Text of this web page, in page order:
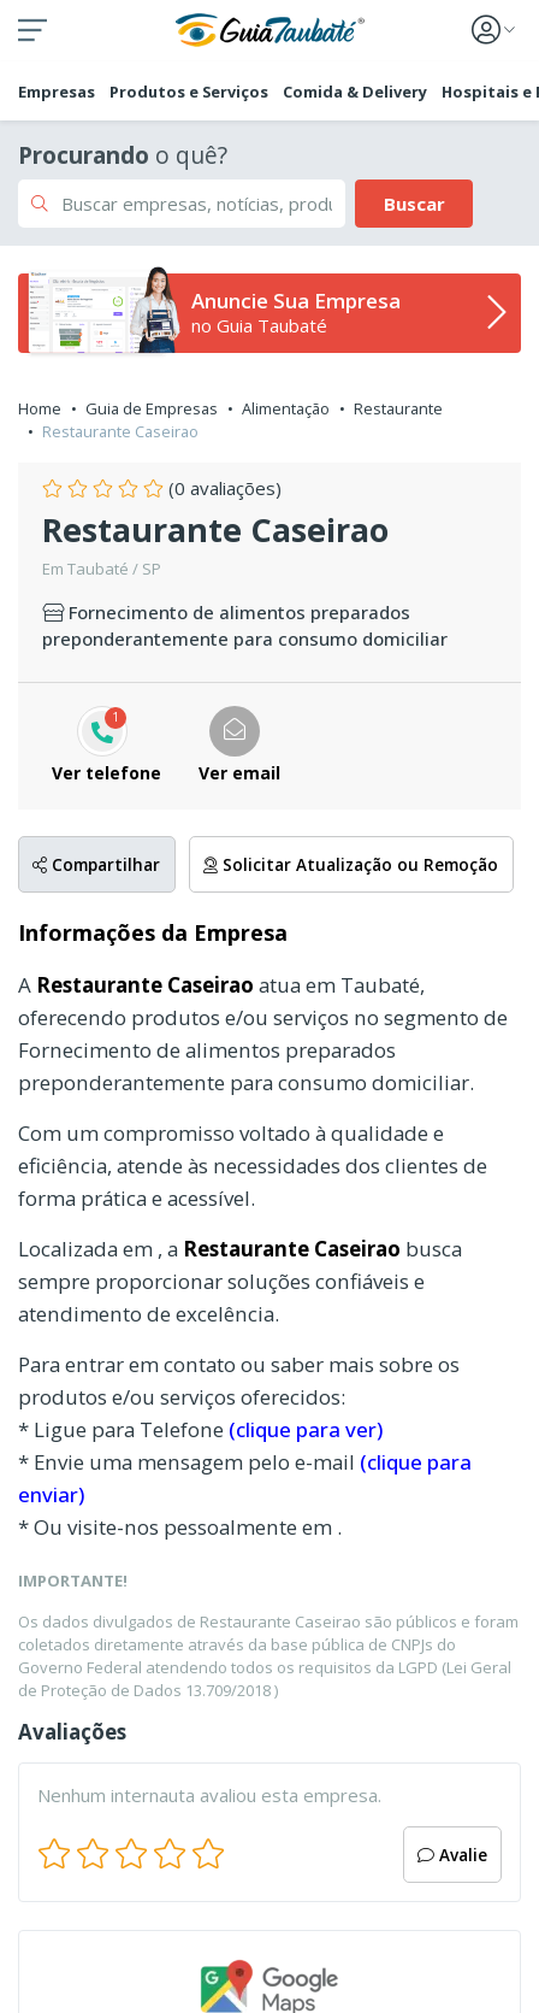
Empresas Produtos e Serviços Comida & Delivery Hospitais e
Procurando o quê?
Buscar
Anuncie Sua Empresa
no Guia Taubaté
Home Guia de Empresas Alimentação
Restaurante
Restaurante Caseirao
(0 avaliações)
Restaurante Caseirao
Em Taubaté / SP
Fornecimento de alimentos preparados
preponderantemente para consumo domiciliar
1
Ver telefone Ver email
Compartilhar Solicitar Atualização ou Remoção
Informações da Empresa
A Restaurante Caseirao atua em Taubaté,
oferecendo produtos e/ou serviços no segmento de
Fornecimento de alimentos preparados
preponderantemente para consumo domiciliar.
Com um compromisso voltado à qualidade e
eficiência, atende às necessidades dos clientes de
forma prática e acessível.
Localizada em , a Restaurante Caseirao busca
sempre proporcionar soluções confiáveis e
atendimento de excelência.
Para entrar em contato ou saber mais sobre os
produtos e/ou serviços oferecidos:
* Ligue para Telefone (clique para ver)
* Envie uma mensagem pelo e-mail (clique para
enviar)
* Ou visite-nos pessoalmente em .
IMPORTANTE!
Os dados divulgados de Restaurante Caseirao são públicos e foram
coletados diretamente através da base pública de CNPJs do
Governo Federal atendendo todos os requisitos da LGPD (Lei Geral
de Proteção de Dados 13.709/2018 )
Avaliações
Nenhum internauta avaliou esta empresa.
Avalie